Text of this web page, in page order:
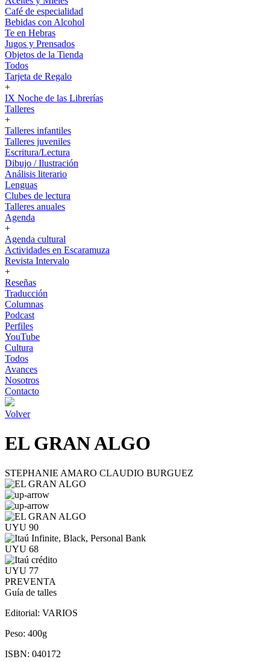
Café de especialidad
Bebidas con Alcohol
Te en Hebras
Jugos y Prensados
Objetos de la Tienda
Todos
Tarjeta de Regalo
+
IX Noche de las Librerías
Talleres
+
Talleres infantiles
Talleres juveniles
Escritura/Lectura
Dibujo / Ilustración
Análisis literario
Lenguas
Clubes de lectura
Talleres anuales
Agenda
+
Agenda cultural
Actividades en Escaramuza
Revista Intervalo
+
Reseñas
Traducción
Columnas
Podcast
Perfiles
YouTube
Cultura
Todos
Avances
Nosotros
Contacto
Volver
EL GRAN ALGO
STEPHANIE AMARO CLAUDIO BURGUEZ
UYU 90
UYU 68
UYU 77
PREVENTA
Guía de talles
Editorial: VARIOS
Peso: 400g
ISBN: 040172